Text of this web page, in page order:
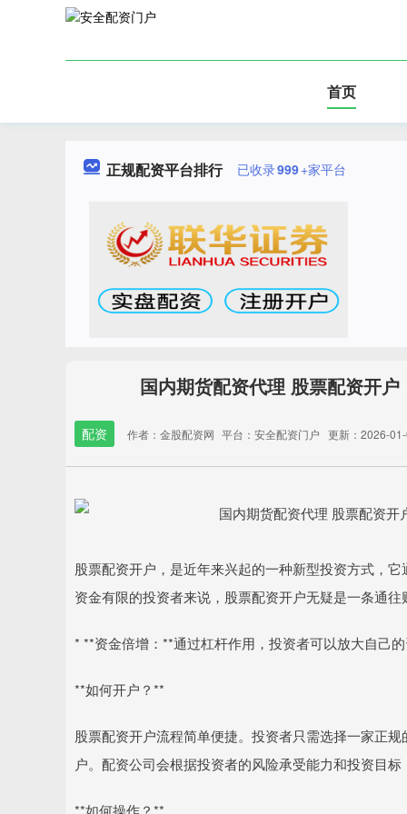
首页
正规配资平台排行 已收录999+家平台
国内期货配资代理 股票配资开
配资 作者：金股配资网 平台：安全配资门户 更新：2026-
股票配资开户，是近年来兴起的一种新型投资方式，
资金有限的投资者来说，股票配资开户无疑是一条通
* **资金倍增：**通过杠杆作用，投资者可以放大自己
**如何开户？**
股票配资开户流程简单便捷。投资者只需选择一家正
户。配资公司会根据投资者的风险承受能力和投资目
**如何操作？**